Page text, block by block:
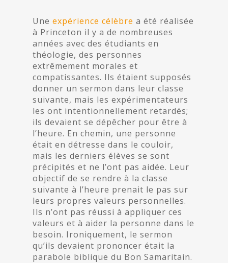
Une expérience célèbre a été réalisée
à Princeton il y a de nombreuses
années avec des étudiants en
théologie, des personnes
extrêmement morales et
compatissantes. Ils étaient supposés
donner un sermon dans leur classe
suivante, mais les expérimentateurs
les ont intentionnellement retardés;
ils devaient se dépêcher pour être à
l’heure. En chemin, une personne
était en détresse dans le couloir,
mais les derniers élèves se sont
précipités et ne l’ont pas aidée. Leur
objectif de se rendre à la classe
suivante à l’heure prenait le pas sur
leurs propres valeurs personnelles.
Ils n’ont pas réussi à appliquer ces
valeurs et à aider la personne dans le
besoin. Ironiquement, le sermon
qu’ils devaient prononcer était la
parabole biblique du Bon Samaritain.